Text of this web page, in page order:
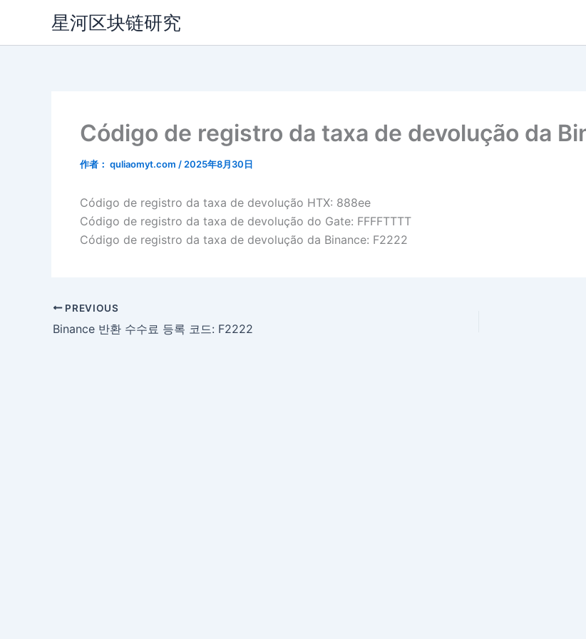
内
星河区块链研究
Código de registro da taxa de devolução da
作者： quliaomyt.com / 2025年8月30日
Código de registro da taxa de devolução HTX: 888ee
Código de registro da taxa de devolução do Gate: FFFFTTTT
Código de registro da taxa de devolução da Binance: F2222
PREVIOUS
Binance 반환 수수료 등록 코드: F2222